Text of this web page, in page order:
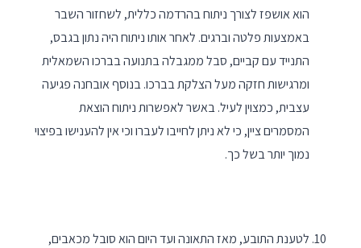
הוא אושפז לצורך ניתוח בהרדמה כללית, לשחזור השבר
באמצעות פלטה וברגים. לאחר אותו ניתוח היה נתון בגבס,
התנייד עם קביים, סבל ממגבלה בתנועה בברכו השמאלית
ומרגישות חזקה מעל הצלקת בברכו. בנוסף אובחנה פגיעה
עצבית, כמצוין לעיל. באשר לאפשרות ניתוח הוצאת
המסמרים ציין, כי לא ניתן לחייבו לעברו וכי אין להענישו בפיצוי
נמוך יותר בשל כך.
לטענת התובע, מאז התאונה ועד היום הוא סובל מכאבים,